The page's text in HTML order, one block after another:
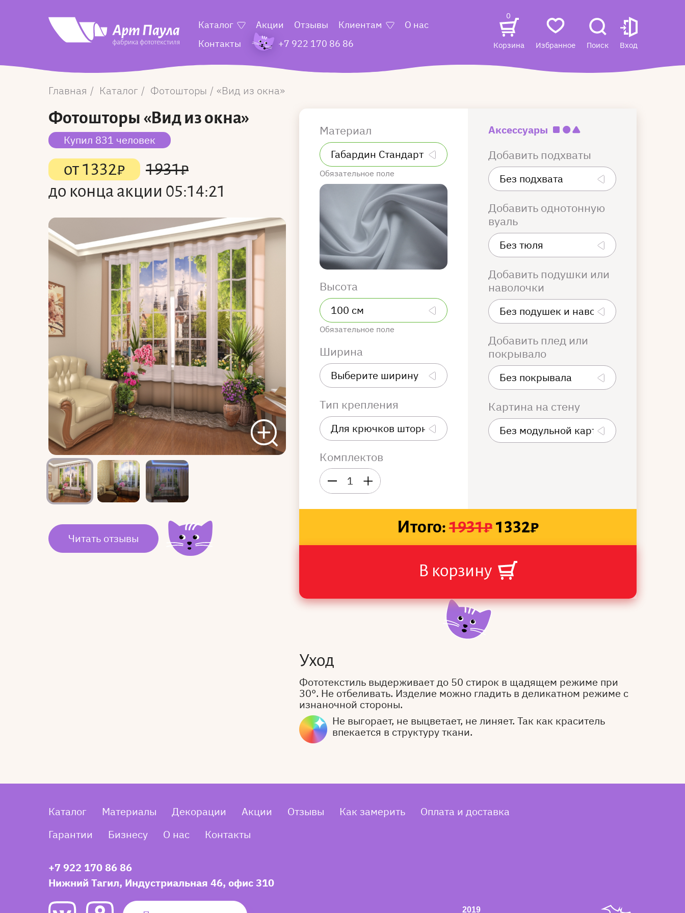
Каталог Акции Отзывы Клиентам
О нас
Контакты
+7 922 170 86 86
0
Корзина Избранное Поиск Вход
Главная Каталог Фотошторы Вид из окна
Фотошторы «Вид из окна»
Купил 831 человек
от1332₽ 1931₽
до конца акции 05:14:21
Читать отзывы
Материал
Обязательное поле
Высота
Обязательное поле
Ширина
Тип крепления
Комплектов
1
Аксессуары
Добавить подхваты
Добавить однотонную
вуаль
Добавить подушки или
наволочки
Добавить плед или
покрывало
Картина на стену
Итого:1931₽1332₽
В корзину
Уход
Фототекстиль выдерживает до 50 стирок в щадящем режиме при
30°. Не отбеливать. Изделие можно гладить в деликатном режиме с
изнаночной стороны.
Не выгорает, не выцветает, не линяет. Так как краситель
впекается в структуру ткани.
Каталог Материалы Декорации Акции Отзывы Как замерить
Оплата и доставка
Гарантии
Бизнесу О нас Контакты
+7 922 170 86 86
Нижний Тагил, Индустриальная 46, офис 310